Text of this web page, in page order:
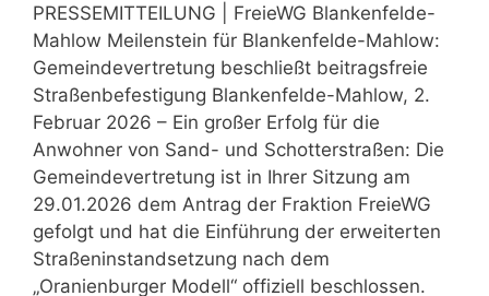
PRESSEMITTEILUNG | FreieWG Blankenfelde-
Mahlow Meilenstein für Blankenfelde-Mahlow:
Gemeindevertretung beschließt beitragsfreie
Straßenbefestigung Blankenfelde-Mahlow, 2.
Februar 2026 – Ein großer Erfolg für die
Anwohner von Sand- und Schotterstraßen: Die
Gemeindevertretung ist in Ihrer Sitzung am
29.01.2026 dem Antrag der Fraktion FreieWG
gefolgt und hat die Einführung der erweiterten
Straßeninstandsetzung nach dem
„Oranienburger Modell“ offiziell beschlossen.